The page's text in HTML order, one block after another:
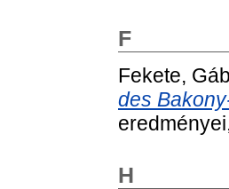
F
Fekete,
des
H